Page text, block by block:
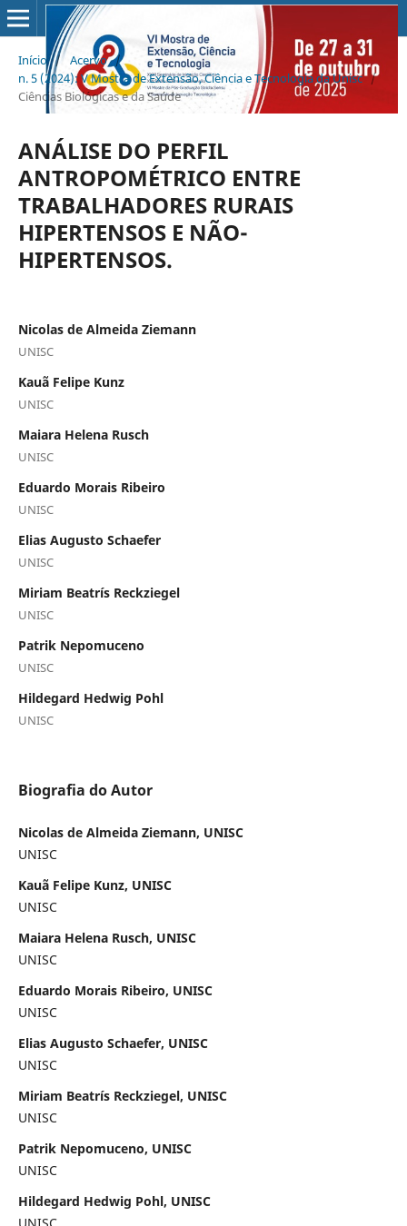
Início / Acervo /
n. 5 (2024): V Mostra de Extensão, Ciência e Tecnologia da Unisc /
Ciências Biológicas e da Saúde
ANÁLISE DO PERFIL
ANTROPOMÉTRICO ENTRE
TRABALHADORES RURAIS
HIPERTENSOS E NÃO-
HIPERTENSOS.
Nicolas de Almeida Ziemann
UNISC
Kauã Felipe Kunz
UNISC
Maiara Helena Rusch
UNISC
Eduardo Morais Ribeiro
UNISC
Elias Augusto Schaefer
UNISC
Miriam Beatrís Reckziegel
UNISC
Patrik Nepomuceno
UNISC
Hildegard Hedwig Pohl
UNISC
Biografia do Autor
Nicolas de Almeida Ziemann, UNISC
UNISC
Kauã Felipe Kunz, UNISC
UNISC
Maiara Helena Rusch, UNISC
UNISC
Eduardo Morais Ribeiro, UNISC
UNISC
Elias Augusto Schaefer, UNISC
UNISC
Miriam Beatrís Reckziegel, UNISC
UNISC
Patrik Nepomuceno, UNISC
UNISC
Hildegard Hedwig Pohl, UNISC